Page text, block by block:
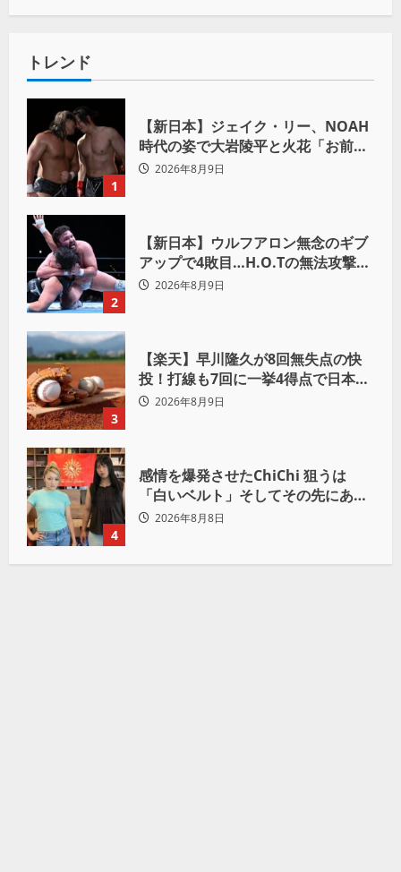
トレンド
1
【新日本】ジェイク・リー、NOAH
時代の姿で大岩陵平と火花「お前の
おかげで、忘れてたもの思い出した
2026年8月9日
2
【新日本】ウルフアロン無念のギブ
アップで4敗目…H.O.Tの無法攻撃に
屈す「まだまだ俺自身の力はこんな
2026年8月9日
3
【楽天】早川隆久が8回無失点の快
投！打線も7回に一挙4得点で日本ハ
ムを完封
2026年8月9日
4
感情を爆発させたChiChi 狙うは
「白いベルト」そしてその先にある
世界へ
2026年8月8日